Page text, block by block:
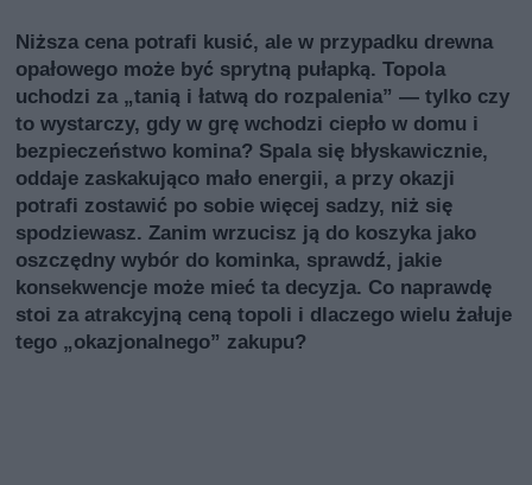
Niższa cena potrafi kusić, ale w przypadku drewna
opałowego może być sprytną pułapką. Topola
uchodzi za „tanią i łatwą do rozpalenia” — tylko czy
to wystarczy, gdy w grę wchodzi ciepło w domu i
bezpieczeństwo komina? Spala się błyskawicznie,
oddaje zaskakująco mało energii, a przy okazji
potrafi zostawić po sobie więcej sadzy, niż się
spodziewasz. Zanim wrzucisz ją do koszyka jako
oszczędny wybór do kominka, sprawdź, jakie
konsekwencje może mieć ta decyzja. Co naprawdę
stoi za atrakcyjną ceną topoli i dlaczego wielu żałuje
tego „okazjonalnego” zakupu?